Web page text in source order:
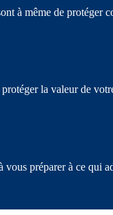
à même de
la valeur de
préparer à ce